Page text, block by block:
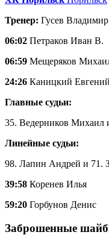
Тренер: Гусев
06:02 Петраков Иван В.
06:59 Мещеряков
24:26 Каницкий Евгений
Главные судьи:
35. Ведерников Михаил
Линейные судьи:
98. Лапин Андрей и 71.
39:58 Коренев Илья
59:20 Горбунов Денис
Заброшенные